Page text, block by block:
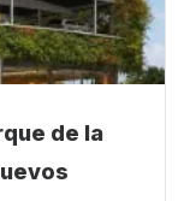
de la